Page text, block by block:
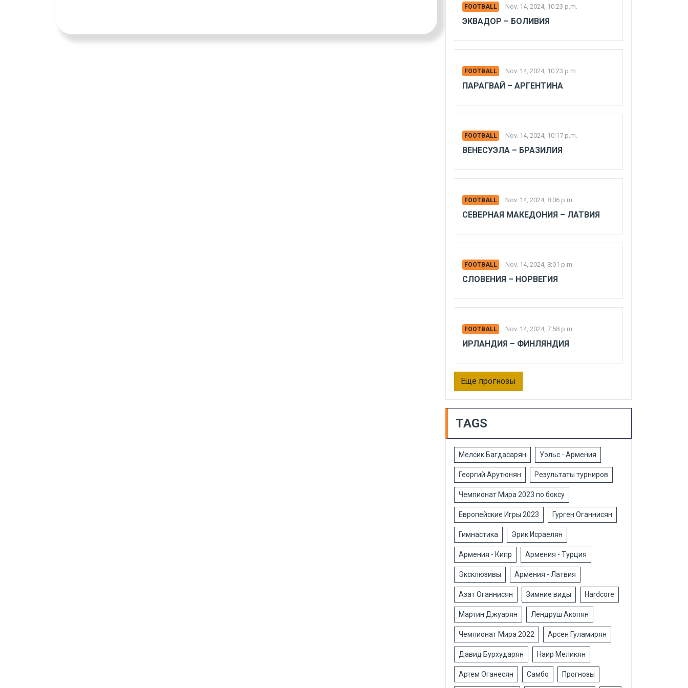
FOOTBALL Nov. 14, 2024, 10:23 p.m.
ЭКВАДОР – БОЛИВИЯ
FOOTBALL Nov. 14, 2024, 10:23 p.m.
ПАРАГВАЙ – АРГЕНТИНА
FOOTBALL Nov. 14, 2024, 10:17 p.m.
ВЕНЕСУЭЛА – БРАЗИЛИЯ
FOOTBALL Nov. 14, 2024, 8:06 p.m.
СЕВЕРНАЯ МАКЕДОНИЯ – ЛАТВИЯ
FOOTBALL Nov. 14, 2024, 8:01 p.m.
СЛОВЕНИЯ – НОРВЕГИЯ
FOOTBALL Nov. 14, 2024, 7:58 p.m.
ИРЛАНДИЯ – ФИНЛЯНДИЯ
Еще прогнозы
TAGS
Мелсик Багдасарян Уэльс - Армения
Георгий Арутюнян Результаты турниров
Чемпионат Мира 2023 по боксу
Европейские Игры 2023 Гурген Оганнисян
Гимнастика Эрик Исраелян
Армения - Кипр Армения - Турция
Эксклюзивы Армения - Латвия
Азат Оганнисян Зимние виды Hardcore
Мартин Джуарян Лендруш Акопян
Чемпионат Мира 2022 Арсен Гуламирян
Давид Бурхударян Наир Меликян
Артем Оганесян Самбо Прогнозы